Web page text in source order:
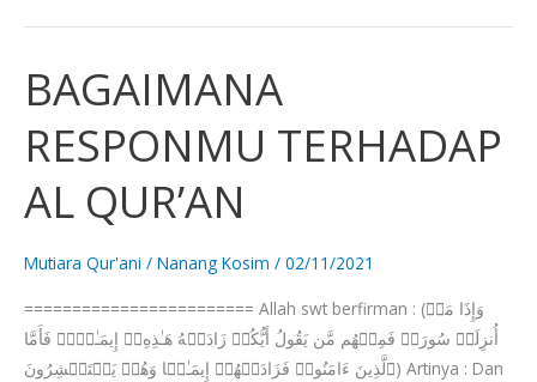
BAGAIMANA
RESPONMU TERHADAP
AL QUR’AN
Mutiara Qur'ani / Nanang Kosim / 02/11/2021
======================== Allah swt berfirman : (وَإِذَا مَاۤ
أُنزِلَتۡ سُورَةࣱ فَمِنۡهُم مَّن یَقُولُ أَیُّكُمۡ زَادَتۡهُ هَـٰذِهِۦۤ إِیمَـٰنࣰاۚ فَأَمَّا
ٱلَّذِینَ ءَامَنُوا۟ فَزَادَتۡهُمۡ إِیمَـٰنࣰا وَهُمۡ یَسۡتَبۡشِرُونَ) Artinya : Dan
BAGAIMANA
RESPONMU
TERHADAP
AL
QUR’AN